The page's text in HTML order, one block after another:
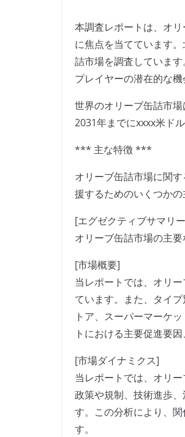
本調査レポートは、オ
に焦点を当てています
詰市場を調査していま
プレイヤーの潜在的な機
世界のオリーブ缶詰市
2031年までにxxxx米ド
*** 主な特徴 ***
オリーブ缶詰市場に関
援するためのいくつかの
[エグゼクティブサマリ
オリーブ缶詰市場の主
[市場概要]
当レポートでは、オリ
ています。また、タイ
トア、スーパーマーケ
トにおける主要促進要
[市場ダイナミクス]
当レポートでは、オリ
政策や規制、技術進歩
す。この分析により、
す。